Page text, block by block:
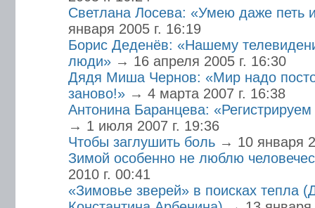
Светлана Лосева: «Умею даже петь
января 2005 г. 16:19
Борис Деденёв: «Нашему
люди» → 16 апреля 2005 г. 16:30
Дядя Миша Чернов: «Мир надо
заново!» → 4 марта 2007 г. 16:38
Антонина Баранцева:
→ 1 июля 2007 г. 19:36
Чтобы заглушить боль → 10 января
Зимой особенно не люблю
2010 г. 00:41
«Зимовье зверей» в поисках тепла